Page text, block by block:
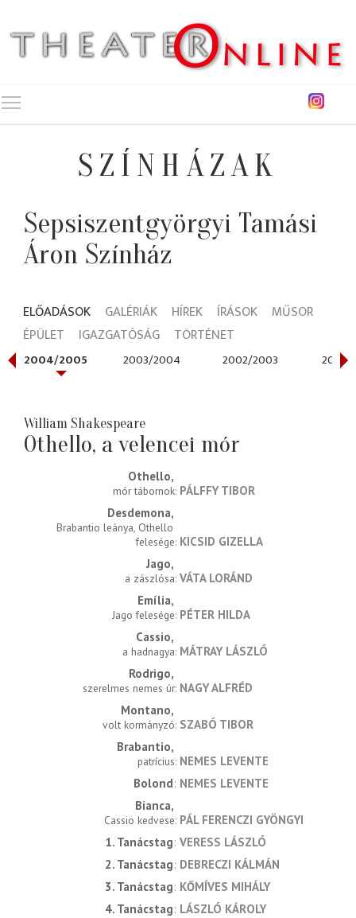
SZÍNHÁZAK
Sepsiszentgyörgyi Tamási
Áron Színház
ELŐADÁSOK GALÉRIÁK HÍREK ÍRÁSOK
MŰSOR
ÉPÜLET
IGAZGATÓSÁG TÖRTÉNET
2004/2005 2003/2004 2002/2003 2001/
William Shakespeare
Othello, a velencei mór
Othello
mór tábornok PÁLFFY TIBOR
Desdemona
Brabantio leánya, Othello
felesége KICSID GIZELLA
Jago
a zászlósa VÁTA LORÁND
Emília
Jago felesége PÉTER HILDA
Cassio
a hadnagya MÁTRAY LÁSZLÓ
Rodrigo
szerelmes nemes úr NAGY ALFRÉD
Montano
volt kormányzó SZABÓ TIBOR
Brabantio
patrícius NEMES LEVENTE
Bolond NEMES LEVENTE
Bianca
Cassio kedvese PÁL FERENCZI GYÖNGYI
1. Tanácstag VERESS LÁSZLÓ
2. Tanácstag DEBRECZI KÁLMÁN
3. Tanácstag KŐMÍVES MIHÁLY
4. Tanácstag LÁSZLÓ KÁROLY